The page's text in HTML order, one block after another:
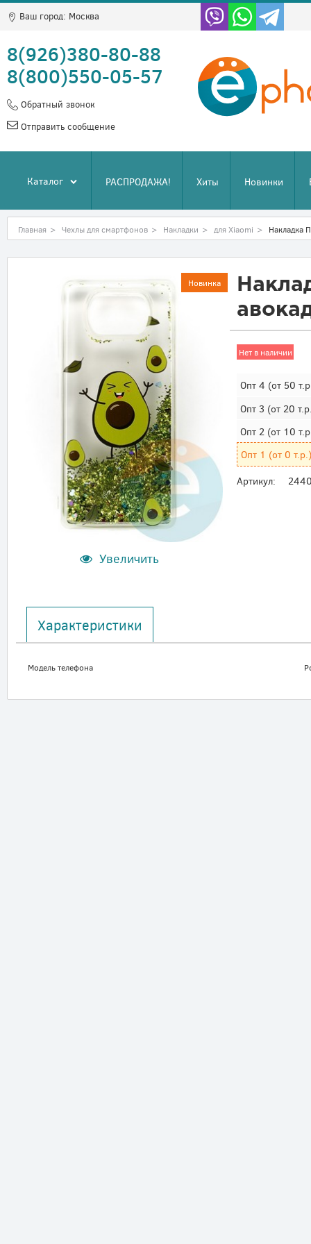
Ваш город: Москва
8(926)380-80-88
8(800)550-05-57
Обратный звонок
Отправить сообщение
Каталог РАСПРОДАЖА! Хиты Новинки
Главная > Чехлы для смартфонов > Накладки > для Xiaomi > Накладка
Новинка
Увеличить
Нет в наличии
Опт 4 (от 50
Опт 3 (от 20
Опт 2(от 10
Опт 1 (от 0 т.р.)
Артикул:
Характеристики
Модель телефона